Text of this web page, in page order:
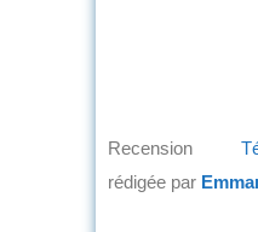
Recension
rédigée par